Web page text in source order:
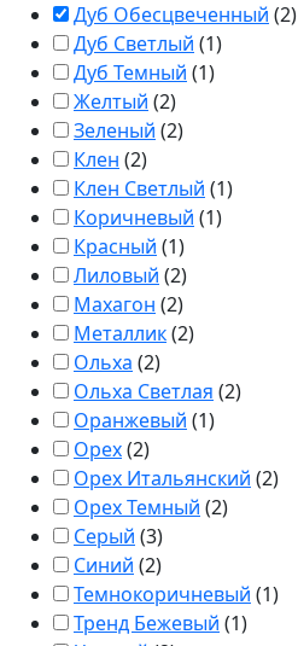
Дуб Обесцвеченный (2)
Дуб Светлый (1)
Дуб Темный (1)
Желтый (2)
Зеленый (2)
Клен (2)
Клен Светлый (1)
Коричневый (1)
Красный (1)
Лиловый (2)
Махагон (2)
Металлик(2)
Ольха (2)
Ольха Светлая (2)
Оранжевый (1)
Орех(2)
Орех Итальянский (2)
Орех Темный (2)
Серый (3)
Синий (2)
Темнокоричневый (1)
Тренд Бежевый (1)